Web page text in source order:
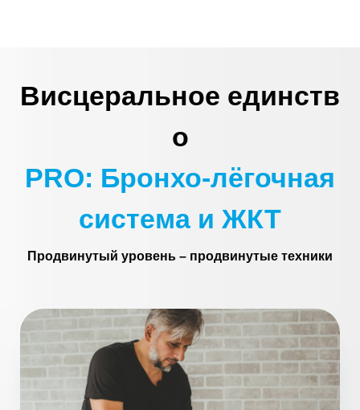
Висцеральное единств
о
PRO: Бронхо-лёгочная
система и ЖКТ
Продвинутый уровень – продвинутые техники